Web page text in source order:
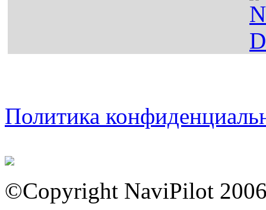
Политика
©Copyright NaviPilot